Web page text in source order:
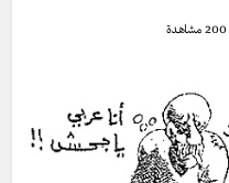
200 مشاهدة